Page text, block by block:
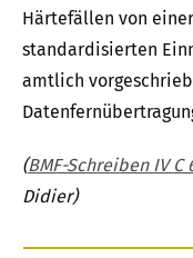
Härtefällen von
standardisierten
amtlich
(BMF-Schreiben IV C
Didier)